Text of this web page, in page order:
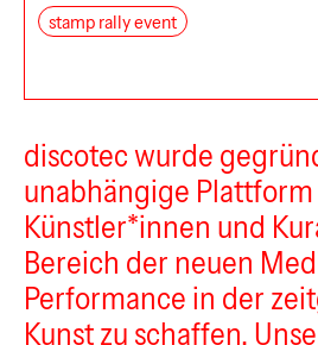
stamp rally event
discotec wurde
unabhängige
Künstler*innen und
Bereich der neuen
Performance in der
Kunst zu schaffen.